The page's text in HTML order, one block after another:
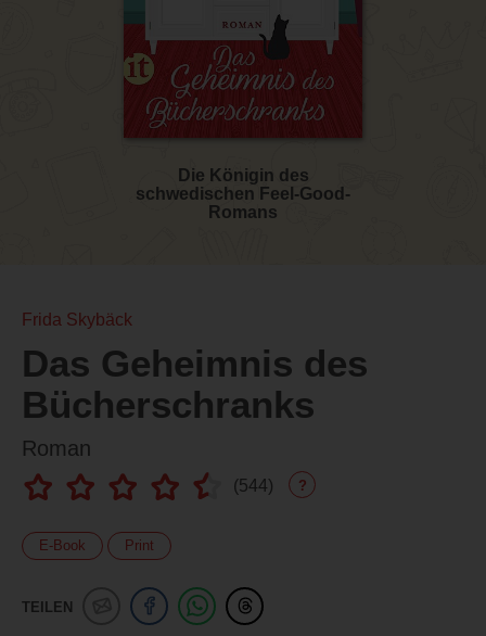
Die Königin des
schwedischen Feel-Good-
Romans
Frida Skybäck
Das Geheimnis des
Bücherschranks
Roman
(544) ?
E-Book Print
TEILEN